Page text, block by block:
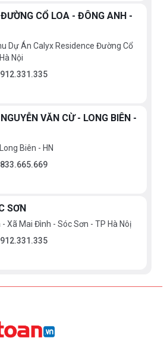
CỔ LOA - ĐÔNG ANH -
Dự Án Calyx Residence Đường Cổ
Nội
VĂN CỪ - LONG BIÊN -
Biên - HN
SƠN
Xã Mai Đình - Sóc Sơn - TP Hà Nôị